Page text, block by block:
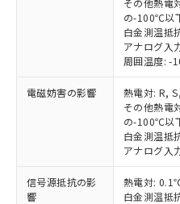
その他熱
の-100℃以
白金測温
アナログ入
周囲温度: -
電磁妨害の影響
熱電対: R,
その他熱
の-100℃以
白金測温
アナログ入
信号源抵抗の影
響
熱電対:
白金測温
していることから、
り、2022年1月12日